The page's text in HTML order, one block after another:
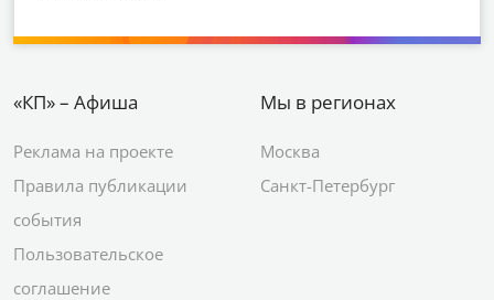
«КП» – Афиша
Реклама на проекте
Правила публикации
события
Пользовательское
соглашение
Мы в регионах
Москва
Санкт-Петербург